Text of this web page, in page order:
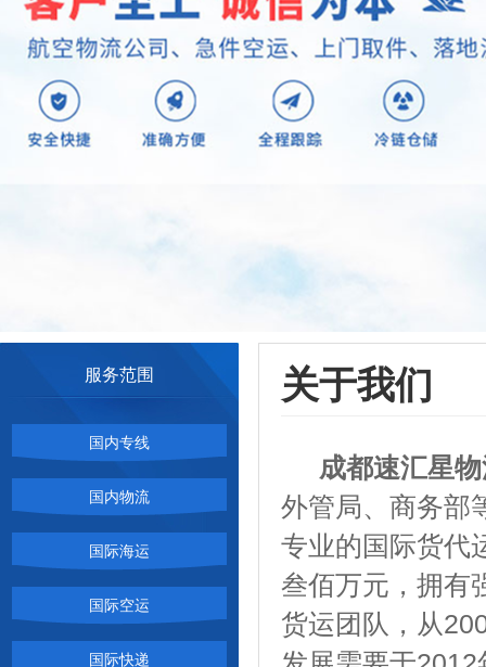
服务范围
国内专线
国内物流
国际海运
国际空运
国际快递
关于我们
成都速汇星
外管局、商务部
专业的国际货代
叁佰万元，拥有
货运团队，从